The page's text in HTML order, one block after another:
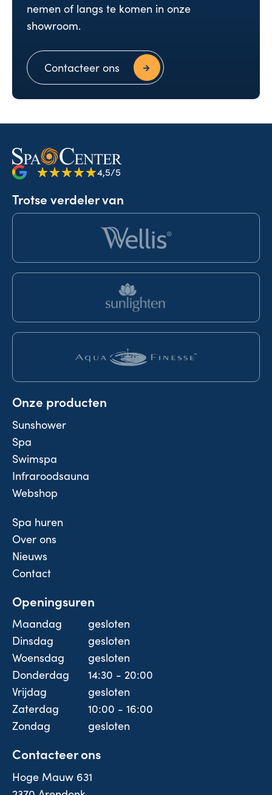
nemen of langs te komen in onze
showroom.
Contacteer ons
4,5/5
Trotse verdeler van
Onze producten
Sunshower
Spa
Swimspa
Infraroodsauna
Webshop
Spa huren
Over ons
Nieuws
Contact
Openingsuren
Maandag
gesloten
Dinsdag
gesloten
Woensdag
gesloten
Donderdag
14:30 - 20:00
Vrijdag
gesloten
Zaterdag
10:00 - 16:00
Zondag
gesloten
Contacteer ons
Hoge Mauw 631